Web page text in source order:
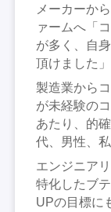
メーカーか
ァームへ「
が多く、自
頂けました
製造業から
が未経験の
あたり、的
代、男性、
エンジニア
特化したブ
UPの目標に